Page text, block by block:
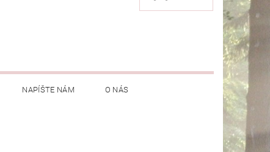
NAPÍŠTE NÁM O NÁS